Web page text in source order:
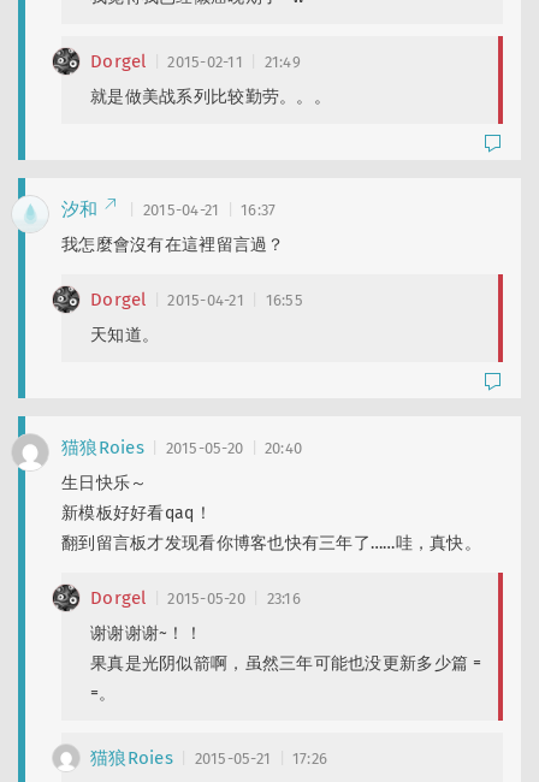
Dorgel 2015-02-11 21:49
就是做美战系列比较勤劳。。。
汐和 2015-04-21 16:37
我怎麼會沒有在這裡留言過？
Dorgel 2015-04-21 16:55
天知道。
猫狼Roies 2015-05-20 20:40
生日快乐～
新模板好好看qaq！
翻到留言板才发现看你博客也快有三年了……哇，真快。
Dorgel 2015-05-20 23:16
谢谢谢谢~！！
果真是光阴似箭啊，虽然三年可能也没更新多少篇 =
=。
猫狼Roies 2015-05-21 17:26